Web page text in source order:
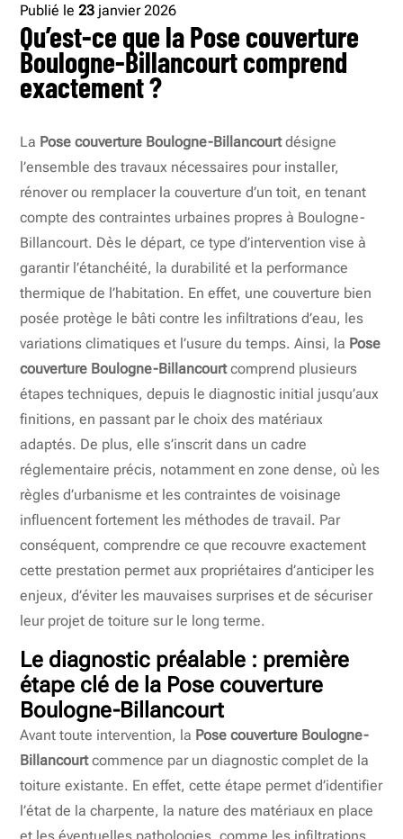
Publié le23 janvier 2026
Qu’est-ce que la Pose couverture
Boulogne-Billancourt comprend
exactement ?
La Pose couverture Boulogne-Billancourtdésigne
l’ensemble des travaux nécessaires pour installer,
rénover ou remplacer la couverture d’un toit, en tenant
compte des contraintes urbaines propres à Boulogne-
Billancourt. Dès le départ, ce type d’intervention vise à
garantir l’étanchéité, la durabilité et la performance
thermique de l’habitation. En effet, une couverture bien
posée protège le bâti contre les infiltrations d’eau, les
variations climatiques et l’usure du temps. Ainsi, la Pose
couverture Boulogne-Billancourtcomprend plusieurs
étapes techniques, depuis le diagnostic initial jusqu’aux
finitions, en passant par le choix des matériaux
adaptés. De plus, elle s’inscrit dans un cadre
réglementaire précis, notamment en zone dense, où les
règles d’urbanisme et les contraintes de voisinage
influencent fortement les méthodes de travail. Par
conséquent, comprendre ce que recouvre exactement
cette prestation permet aux propriétaires d’anticiper les
enjeux, d’éviter les mauvaises surprises et de sécuriser
leur projet de toiture sur le long terme.
Le diagnostic préalable : première
étape clé de la Pose couverture
Boulogne-Billancourt
Avant toute intervention, la Pose couverture Boulogne-
Billancourtcommence par un diagnostic complet de la
toiture existante. En effet, cette étape permet d’identifier
l’état de la charpente, la nature des matériaux en place